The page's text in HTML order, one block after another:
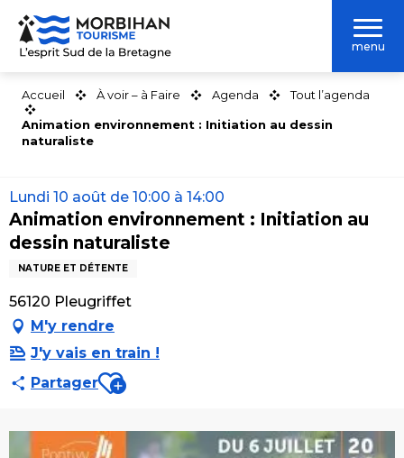
Aller
contenu
menu
Accueil À voir – à Faire Agenda Tout l’agenda
Animation environnement : Initiation au dessin
naturaliste
Lundi 10 août de 10:00 à 14:00
Animation environnement : Initiation au
dessin naturaliste
NATURE ET DÉTENTE
56120 Pleugriffet
M'y rendre
J'y vais en train !
PartagerAjouter aux favoris